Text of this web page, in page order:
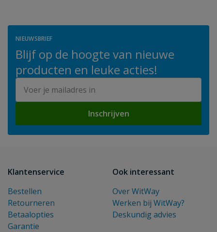
NIEUWSBRIEF
Blijf op de hoogte van nieuwe
producten en leuke acties!
Inschrijven
Klantenservice
Bestellen
Retourneren
Betaalopties
Garantie
Ook interessant
Over WitWay
Werken bij WitWay?
Deskundig advies